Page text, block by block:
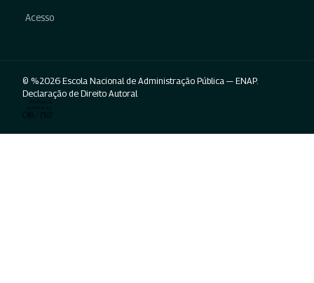
Acesso
© %2026 Escola Nacional de Administração Pública — ENAP.
Declaração de Direito Autoral